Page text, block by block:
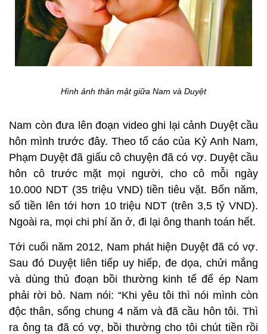
Hình ảnh thân mật giữa Nam và Duyệt
Nam còn đưa lên đoạn video ghi lại cảnh Duyệt cầu
hôn mình trước đây. Theo tố cáo của Kỷ Anh Nam,
Phạm Duyệt đã giấu cô chuyện đã có vợ. Duyệt cầu
hôn cô trước mặt mọi người, cho cô mỗi ngày
10.000 NDT (35 triệu VND) tiền tiêu vặt. Bốn năm,
số tiền lên tới hơn 10 triệu NDT (trên 3,5 tỷ VND).
Ngoài ra, mọi chi phí ăn ở, đi lại ông thanh toán hết.
Tới cuối năm 2012, Nam phát hiện Duyệt đã có vợ.
Sau đó Duyệt liên tiếp uy hiếp, đe dọa, chửi mắng
và dùng thủ đoạn bồi thường kinh tế để ép Nam
phải rời bỏ. Nam nói: “Khi yêu tôi thì nói mình còn
độc thân, sống chung 4 năm và đã cầu hôn tôi. Thì
ra ông ta đã có vợ, bồi thường cho tôi chút tiền rồi